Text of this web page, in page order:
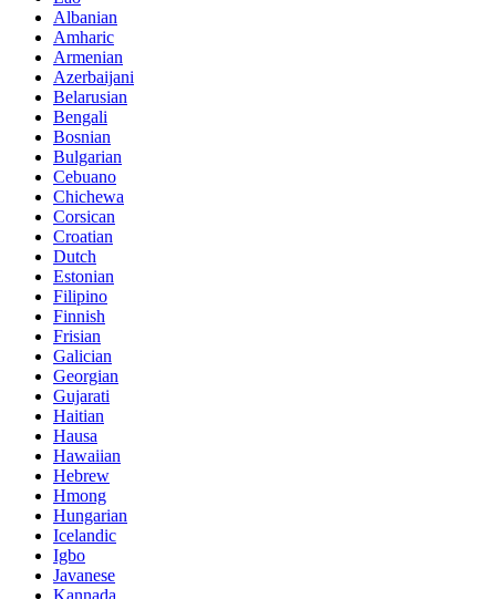
Albanian
Amharic
Armenian
Azerbaijani
Belarusian
Bengali
Bosnian
Bulgarian
Cebuano
Chichewa
Corsican
Croatian
Dutch
Estonian
Filipino
Finnish
Frisian
Galician
Georgian
Gujarati
Haitian
Hausa
Hawaiian
Hebrew
Hmong
Hungarian
Icelandic
Igbo
Javanese